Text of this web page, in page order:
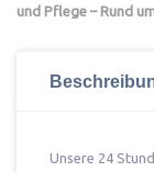
und Pflege – Rund
Unsere 24